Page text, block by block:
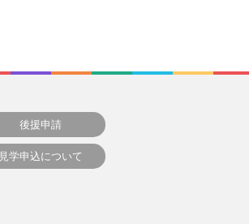
後援申請
見学申込について